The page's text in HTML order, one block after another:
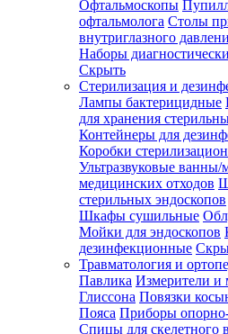
Офтальмоскопы
офтальмолога Столы
внутриглазного
Наборы
Скрыть
Стерилизация и
Лампы бактерицидные
для хранения
Контейнеры для
Коробки
Ультразвуковые ванны/
медицинских отходов
стерильных эндоскопов
Шкафы сушильные
Мойки для эндоскопов
дезинфекционные
Травматология и
Павлика Измерители и
Глиссона Повязки
Пояса Приборы опорно-
Спицы для скелетного